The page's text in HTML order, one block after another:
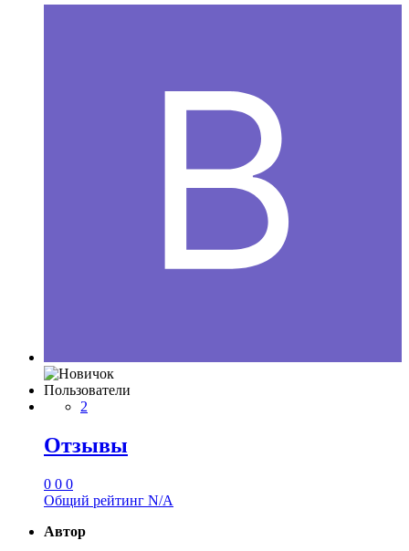
Пользователи
2
Отзывы
0 0 0
Общий рейтинг N/A
Автор